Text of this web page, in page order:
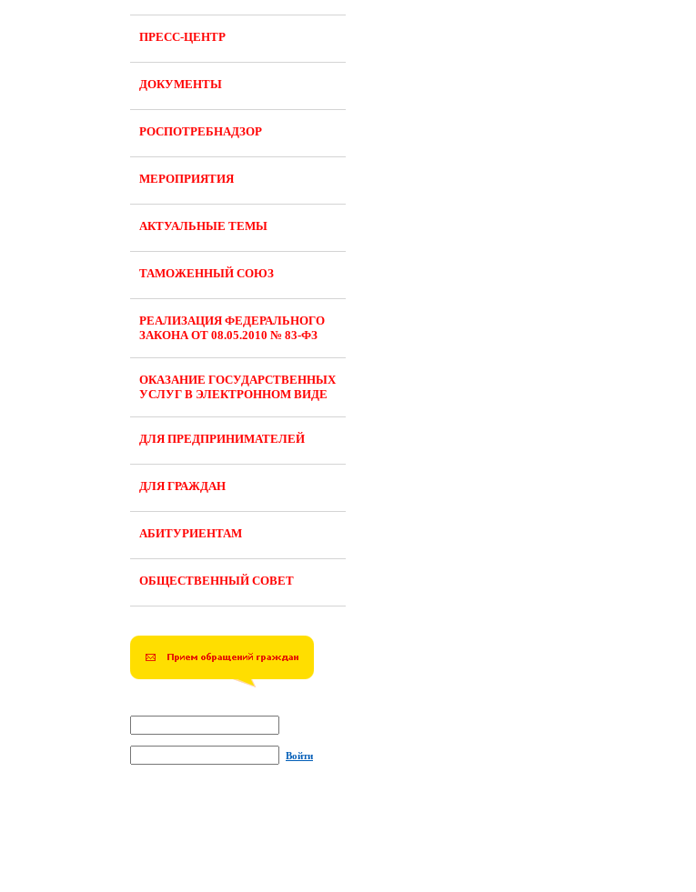
ПРЕСС-ЦЕНТР
ДОКУМЕНТЫ
РОСПОТРЕБНАДЗОР
МЕРОПРИЯТИЯ
АКТУАЛЬНЫЕ ТЕМЫ
ТАМОЖЕННЫЙ СОЮЗ
РЕАЛИЗАЦИЯ ФЕДЕРАЛЬНОГО
ЗАКОНА ОТ 08.05.2010 № 83-ФЗ
ОКАЗАНИЕ ГОСУДАРСТВЕННЫХ
УСЛУГ В ЭЛЕКТРОННОМ ВИДЕ
ДЛЯ ПРЕДПРИНИМАТЕЛЕЙ
ДЛЯ ГРАЖДАН
АБИТУРИЕНТАМ
ОБЩЕСТВЕННЫЙ СОВЕТ
Войти